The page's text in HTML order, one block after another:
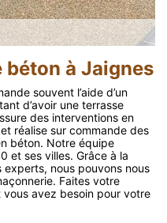
à Jaignes
souvent l’aide d’un
d’avoir une terrasse
des interventions en
réalise sur commande des
béton. Notre équipe
et ses villes. Grâce à la
nous pouvons nous
Faites votre
avez besoin pour votre